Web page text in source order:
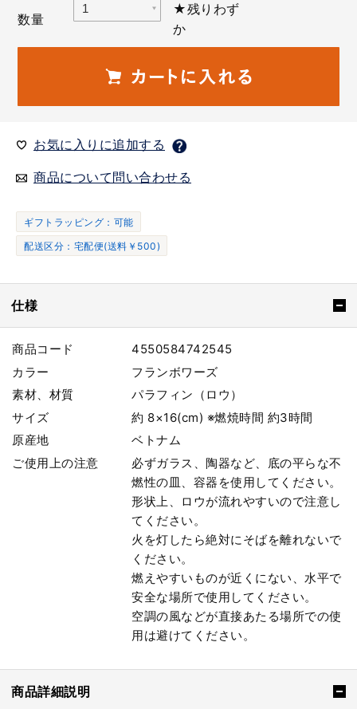
数量
★残りわず
か
お気に入りに追加する
商品について問い合わせる
ギフトラッピング：可能
配送区分：宅配便(送料￥500)
仕様
商品コード
4550584742545
カラー
フランボワーズ
素材、材質
パラフィン（ロウ）
サイズ
約 8×16(cm) ※燃焼時間 約3時間
原産地
ベトナム
ご使用上の注意
必ずガラス、陶器など、底の平らな不
燃性の皿、容器を使用してください。
形状上、ロウが流れやすいので注意し
てください。
火を灯したら絶対にそばを離れないで
ください。
燃えやすいものが近くにない、水平で
安全な場所で使用してください。
空調の風などが直接あたる場所での使
用は避けてください。
商品詳細説明